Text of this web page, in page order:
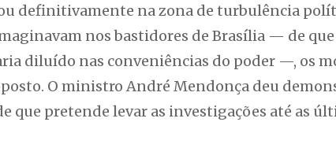
definitivamente na zona de turbulência
nos bastidores de Brasília — de que
diluído nas conveniências do poder —, os
O ministro André Mendonça deu
que pretende levar as investigações até as